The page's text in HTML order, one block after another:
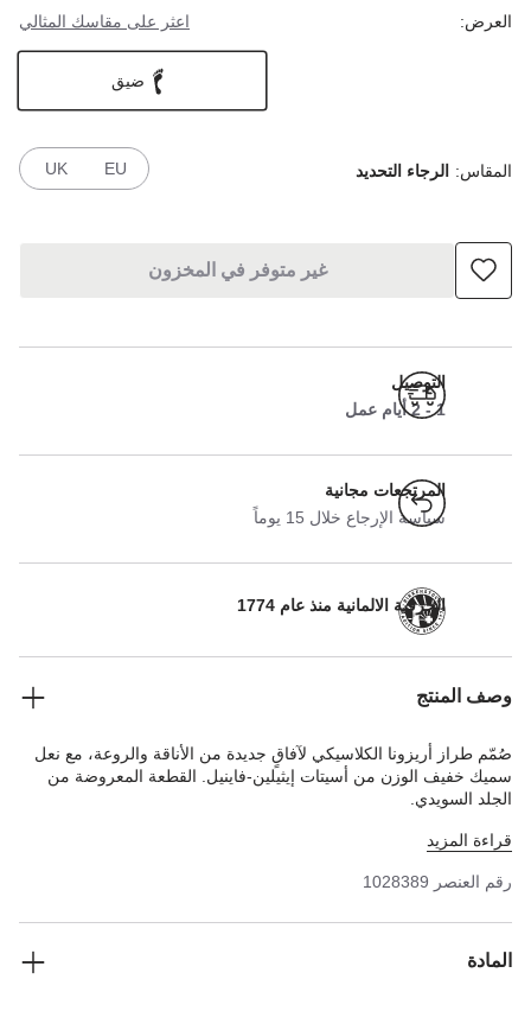
العرض: اعثر على مقاسك المثالي
ضيق
المقاس: الرجاء التحديد EU
UK
غير متوفر في المخزون
التوصيل
1 - 2 أيام عمل
المرتجعات مجانية
سياسة الإرجاع خلال 15 يوماً
الحرفية الالمانية منذ عام 1774
وصف المنتج
صُمّم طراز أريزونا الكلاسيكي لآفاقٍ جديدة من الأناقة والروعة، مع نعل
سميك خفيف الوزن من أسيتات إيثيلين-فاينيل. القطعة المعروضة من
الجلد السويدي.
قراءة المزيد
رقم العنصر 1028389
المادة